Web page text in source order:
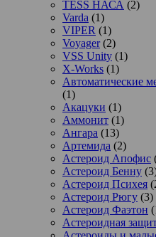
TESS НАСА (2)
Varda (1)
VIPER (1)
Voyager(2)
VSS Unity (1)
X-Works (1)
Автоматические
(1)
Акацуки (1)
Аммонит (1)
Ангара (13)
Артемида (2)
Астероид Апофис
Астероид Бенну
Астероид Психея
Астероид Рюгу (3)
Астероид Фаэтон
Астероидная